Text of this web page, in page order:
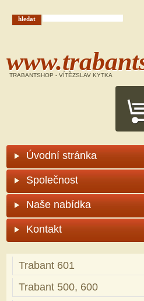
TRABANTSHOP - VÍTĚZSLAV KYTKA
Úvodní stránka
Společnost
Naše nabídka
Kontakt
Hledáčekhledat
Trabant 601
Trabant 500, 600